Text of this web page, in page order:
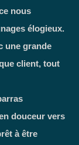
nous
élogieux.
une grande
client, tout
douceur vers
à être